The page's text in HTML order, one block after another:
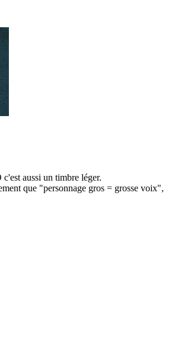
aussi un timbre léger.
que "personnage gros = grosse voix",